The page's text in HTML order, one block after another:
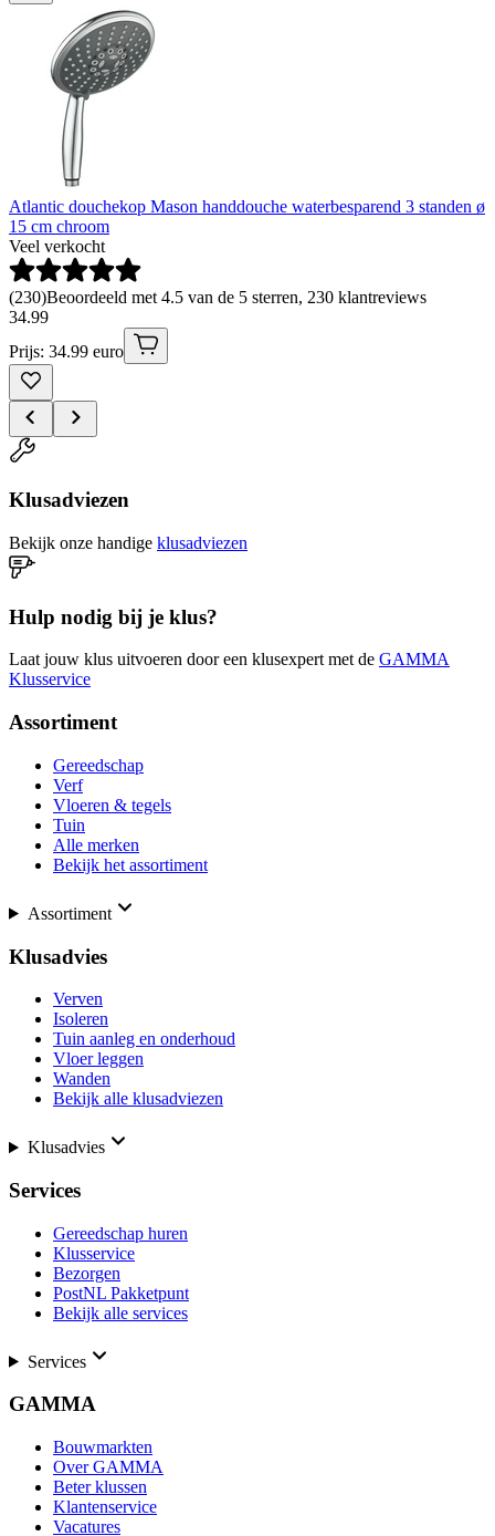
Atlantic douchekop Mason handdouche waterbesparend 3 standen ø
15 cm chroom
Veel verkocht
(230)Beoordeeld met 4.5 van de 5 sterren, 230 klantreviews
34.99
Prijs: 34.99 euro
Klusadviezen
Bekijk onze handige klusadviezen
Hulp nodig bij je klus?
Laat jouw klus uitvoeren door een klusexpert met de GAMMA
Klusservice
Assortiment
Gereedschap
Verf
Vloeren & tegels
Tuin
Alle merken
Bekijk het assortiment
Assortiment
Klusadvies
Verven
Isoleren
Tuin aanleg en onderhoud
Vloer leggen
Wanden
Bekijk alle klusadviezen
Klusadvies
Services
Gereedschap huren
Klusservice
Bezorgen
PostNL Pakketpunt
Bekijk alle services
Services
GAMMA
Bouwmarkten
Over GAMMA
Beter klussen
Klantenservice
Vacatures